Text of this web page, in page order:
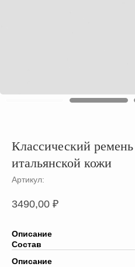
Классический
итальянской кожи
Артикул:
3490,00 ₽
Описание
Состав
Описание